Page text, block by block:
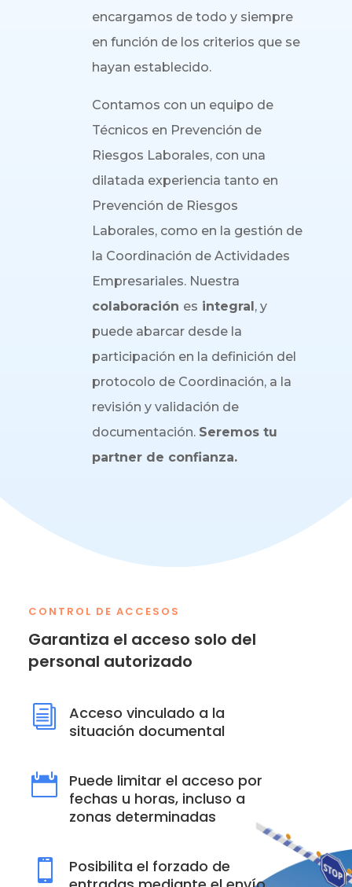
encargamos de todo y siempre
en función de los criterios que se
hayan establecido.
Contamos con un equipo de
Técnicos en Prevención de
Riesgos Laborales, con una
dilatada experiencia tanto en
Prevención de Riesgos
Laborales, como en la gestión de
la Coordinación de Actividades
Empresariales. Nuestra
colaboración es integral, y
puede abarcar desde la
participación en la definición del
protocolo de Coordinación, a la
revisión y validación de
documentación. Seremos tu
partner de confianza.
CONTROL DE ACCESOS
Garantiza el acceso solo del
personal autorizado
i
Acceso vinculado a la
situación documental

Puede limitar el acceso por
fechas u horas, incluso a
zonas determinadas

Posibilita el forzado de